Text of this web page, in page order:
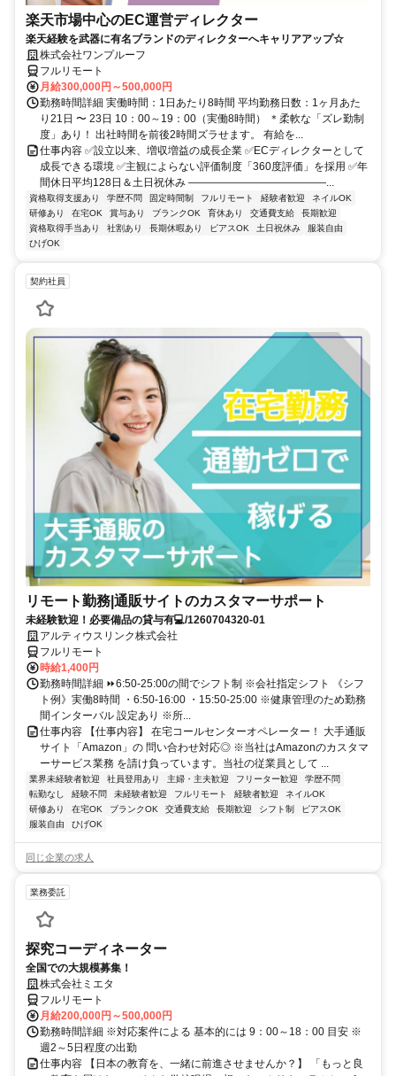
楽天市場中心のEC運営ディレクター
楽天経験を武器に有名ブランドのディレクターへキャリアアップ☆
株式会社ワンプルーフ
フルリモート
月給300,000円～500,000円
勤務時間詳細 実働時間：1日あたり8時間 平均勤務日数：1ヶ月あた
り21日 〜 23日 10：00～19：00（実働8時間） ＊柔軟な「ズレ勤制
度」あり！ 出社時間を前後2時間ズラせます。 有給を...
仕事内容 ✅設立以来、増収増益の成長企業 ✅ECディレクターとして
成長できる環境 ✅主観によらない評価制度「360度評価」を採用 ✅年
間休日平均128日＆土日祝休み ―――――――――――――...
資格取得支援あり 学歴不問 固定時間制 フルリモート 経験者歓迎
ネイルOK
研修あり
在宅OK 賞与あり ブランクOK 育休あり 交通費支給
長期歓迎
資格取得手当あり
社割あり 長期休暇あり ピアスOK 土日祝休み
服装自由
ひげOK
契約社員
リモート勤務|通販サイトのカスタマーサポート
未経験歓迎！必要備品の貸与有💻/1260704320-01
アルティウスリンク株式会社
フルリモート
時給1,400円
勤務時間詳細 ⏩6:50-25:00の間でシフト制 ※会社指定シフト 《シフ
ト例》実働8時間 ・6:50-16:00 ・15:50-25:00 ※健康管理のため勤務
間インターバル 設定あり ※所...
仕事内容 【仕事内容】 在宅コールセンターオペレーター！ 大手通販
サイト「Amazon」の 問い合わせ対応◎ ※当社はAmazonのカスタマ
ーサービス業務 を請け負っています。当社の従業員として ...
業界未経験者歓迎 社員登用あり 主婦・主夫歓迎 フリーター歓迎
学歴不問
転勤なし
経験不問 未経験者歓迎 フルリモート 経験者歓迎
ネイルOK
研修あり
在宅OK ブランクOK 交通費支給 長期歓迎 シフト制
ピアスOK
服装自由
ひげOK
同じ企業の求人
業務委託
探究コーディネーター
全国での大規模募集！
株式会社ミエタ
フルリモート
月給200,000円～500,000円
勤務時間詳細 ※対応案件による 基本的には 9：00～18：00 目安 ※
週2～5日程度の出勤
仕事内容 【日本の教育を、一緒に前進させませんか？】 「もっと良